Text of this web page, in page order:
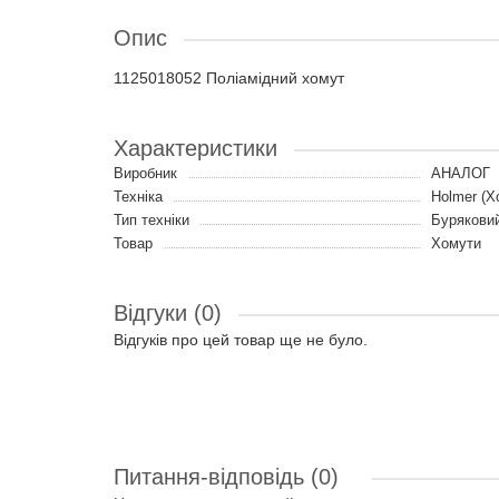
Опис
1125018052 Поліамідний хомут
Характеристики
Виробник
АНАЛОГ
Техніка
Holmer
Тип техніки
Товар
Хомути
Відгуки (0)
Відгуків про цей товар ще не було.
Питання-відповідь (0)